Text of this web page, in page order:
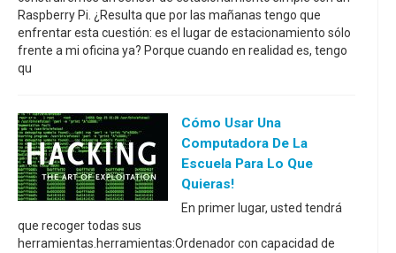
Raspberry Pi. ¿Resulta que por las mañanas tengo que
enfrentar esta cuestión: es el lugar de estacionamiento sólo
frente a mi oficina ya? Porque cuando en realidad es, tengo
qu
Cómo Usar Una
Computadora De La
Escuela Para Lo Que
Quieras!
En primer lugar, usted tendrá
que recoger todas sus
herramientas.herramientas:Ordenador con capacidad de